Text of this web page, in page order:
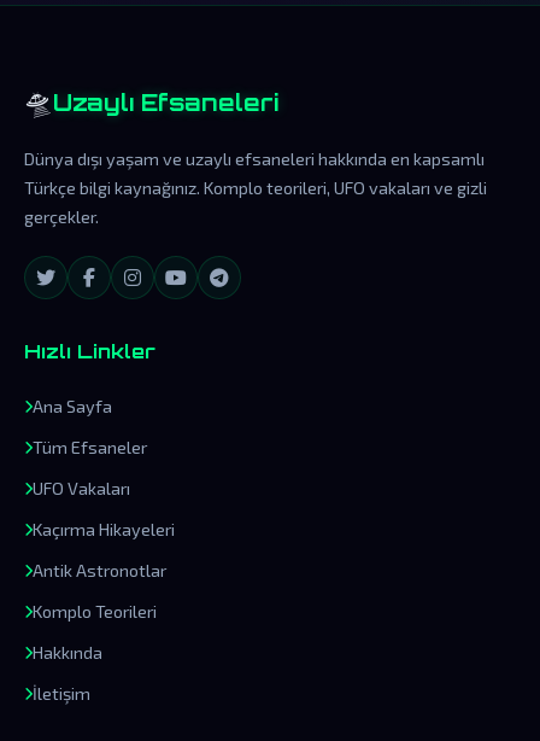
🛸 Uzaylı Efsaneleri
Dünya dışı yaşam ve uzaylı efsaneleri hakkında en kapsamlı
Türkçe bilgi kaynağınız. Komplo teorileri, UFO vakaları ve gizli
gerçekler.
Hızlı Linkler
Ana Sayfa
Tüm Efsaneler
UFO Vakaları
Kaçırma Hikayeleri
Antik Astronotlar
Komplo Teorileri
Hakkında
İletişim